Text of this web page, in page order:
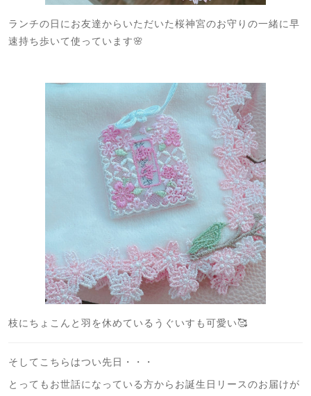
ランチの日にお友達からいただいた桜神宮のお守りの一緒に早
速持ち歩いて使っています🌸
枝にちょこんと羽を休めているうぐいすも可愛い🥰
そしてこちらはつい先日・・・
とってもお世話になっている方からお誕生日リースのお届けが